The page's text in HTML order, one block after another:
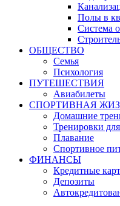
Полы в
Система
ОБЩЕСТВО
Семья
Психология
ПУТЕШЕСТВИЯ
Авиабилеты
СПОРТИВНАЯ
Домашние
Тренировки
Плавание
Спортивное
ФИНАНСЫ
Кредитные
Депозиты